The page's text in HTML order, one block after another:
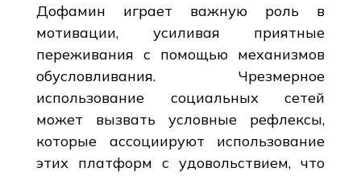
Дофамин играет важную роль в
мотивации, усиливая приятные
переживания с помощью механизмов
обусловливания. Чрезмерное
использование социальных сетей
может вызвать условные рефлексы,
которые ассоциируют использование
этих платформ с удовольствием, что